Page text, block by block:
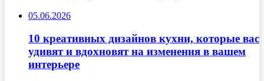
05.06.2026
10 креативных дизайнов кухни, которые вас
удивят и вдохновят на изменения в вашем
интерьере